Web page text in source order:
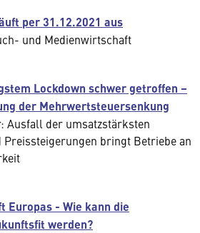
per 31.12.2021 aus
und Medienwirtschaft
Lockdown schwer getroffen –
der Mehrwertsteuersenkung
Ausfall der umsatzstärksten
Preissteigerungen bringt Betriebe an
Europas - Wie kann die
werden?